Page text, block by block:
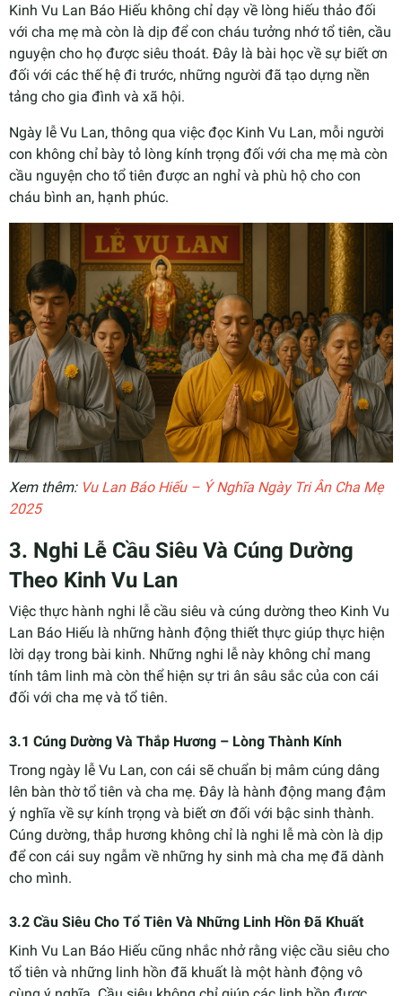
Kinh Vu Lan Báo Hiếu không chỉ dạy về lòng hiếu thảo đối
với cha mẹ mà còn là dịp để con cháu tưởng nhớ tổ tiên, cầu
nguyện cho họ được siêu thoát. Đây là bài học về sự biết ơn
đối với các thế hệ đi trước, những người đã tạo dựng nền
tảng cho gia đình và xã hội.
Ngày lễ Vu Lan, thông qua việc đọc Kinh Vu Lan, mỗi người
con không chỉ bày tỏ lòng kính trọng đối với cha mẹ mà còn
cầu nguyện cho tổ tiên được an nghỉ và phù hộ cho con
cháu bình an, hạnh phúc.
Xem thêm: Vu Lan Báo Hiếu – Ý Nghĩa Ngày Tri Ân Cha Mẹ
2025
3. Nghi Lễ Cầu Siêu Và Cúng Dường
Theo Kinh Vu Lan
Việc thực hành nghi lễ cầu siêu và cúng dường theo Kinh Vu
Lan Báo Hiếu là những hành động thiết thực giúp thực hiện
lời dạy trong bài kinh. Những nghi lễ này không chỉ mang
tính tâm linh mà còn thể hiện sự tri ân sâu sắc của con cái
đối với cha mẹ và tổ tiên.
3.1 Cúng Dường Và Thắp Hương – Lòng Thành Kính
Trong ngày lễ Vu Lan, con cái sẽ chuẩn bị mâm cúng dâng
lên bàn thờ tổ tiên và cha mẹ. Đây là hành động mang đậm
ý nghĩa về sự kính trọng và biết ơn đối với bậc sinh thành.
Cúng dường, thắp hương không chỉ là nghi lễ mà còn là dịp
để con cái suy ngẫm về những hy sinh mà cha mẹ đã dành
cho mình.
3.2 Cầu Siêu Cho Tổ Tiên Và Những Linh Hồn Đã Khuất
Kinh Vu Lan Báo Hiếu cũng nhắc nhở rằng việc cầu siêu cho
tổ tiên và những linh hồn đã khuất là một hành động vô